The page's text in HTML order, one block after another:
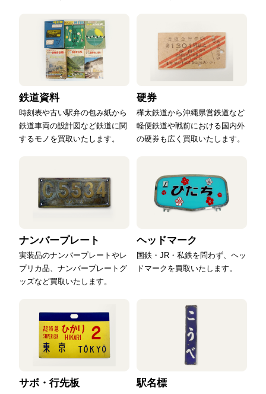
鉄道資料
時刻表や古い駅弁の包み紙から
鉄道車両の設計図など鉄道に関
するモノを買取いたします。
硬券
樺太鉄道から沖縄県営鉄道など
軽便鉄道や戦前における国内外
の硬券も広く買取いたします。
ナンバープレート
実装品のナンバープレートやレ
プリカ品、ナンバープレートグ
ッズなど買取いたします。
ヘッドマーク
国鉄・JR・私鉄を問わず、ヘッ
ドマークを買取いたします。
サボ・行先板 駅名標